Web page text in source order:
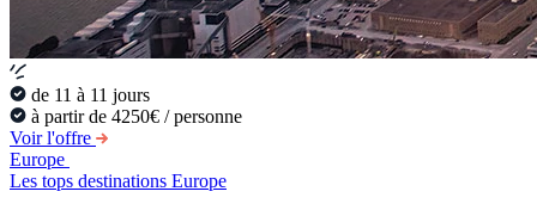
de 11 à 11 jours
à partir de 4250€ / personne
Voir l'offre
Europe
Les tops destinations Europe